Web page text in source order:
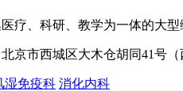
疗、科研、教学为一体的大
京市西城区大木仓胡同41号（
湿免疫科 消化内科